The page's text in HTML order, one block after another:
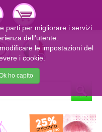
parti per migliorare i servizi
dell'utente.
le impostazioni del
i cookie.
ho capito